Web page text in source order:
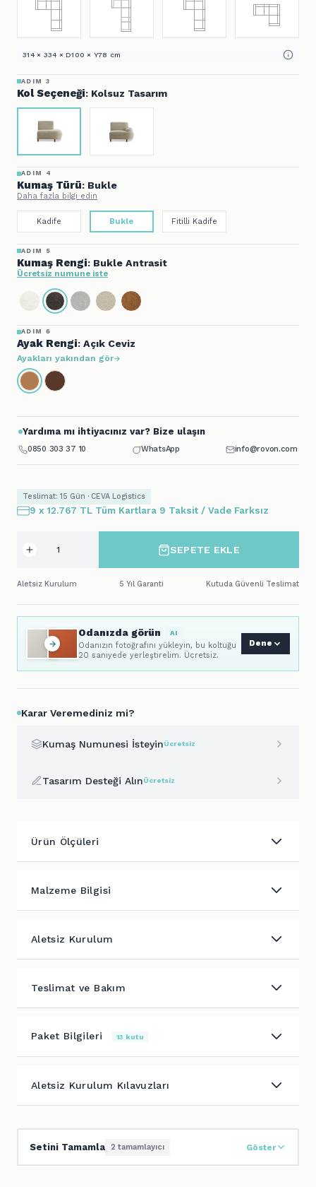
314 × 334 × D100 × Y78 cm
ADIM 3
Kol Seçeneği: Kolsuz Tasarım
ADIM 4
Kumaş Türü: Bukle
Daha fazla bilgi edin
Kadife Bukle Fitilli Kadife
ADIM 5
Kumaş Rengi: Bukle Antrasit
Ücretsiz numune iste
ADIM 6
Ayak Rengi: Açık Ceviz
Ayakları yakından gör
Yardıma mı ihtiyacınız var? Bize ulaşın
0850 303 37 10 WhatsApp info@rovon.com
Teslimat: 15 Gün · CEVA Logistics
9 x 12.767 TL Tüm Kartlara 9 Taksit / Vade Farksız
SEPETE EKLE
Aletsiz Kurulum 5 Yıl Garanti Kutuda Güvenli Teslimat
Odanızda görün AI
Odanızın fotoğrafını yükleyin, bu koltuğu
20 saniyede yerleştirelim. Ücretsiz.
Dene
Karar Veremediniz mi?
Kumaş Numunesi İsteyinÜcretsiz
Tasarım Desteği AlınÜcretsiz
Ürün Ölçüleri
Malzeme Bilgisi
Aletsiz Kurulum
Teslimat ve Bakım
Paket Bilgileri 13 kutu
Aletsiz Kurulum Kılavuzları
Setini Tamamla 2 tamamlayıcı Göster